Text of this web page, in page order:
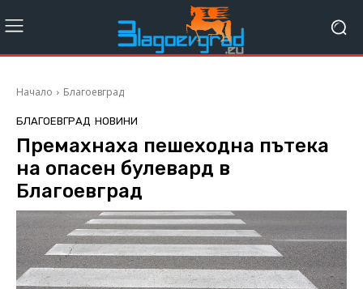
Начало Благоевград
БЛАГОЕВГРАД НОВИНИ
Премахнаха пешеходна пътека
на опасен булевард в
Благоевград